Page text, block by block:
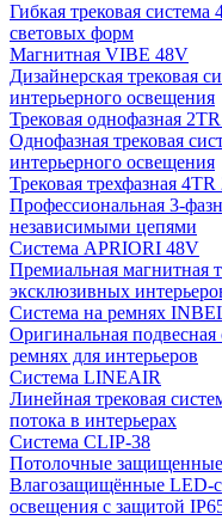
Гибкая трековая
световых форм
Магнитная VIBE 48V
Дизайнерская трековая
интерьерного освещения
Трековая однофазная
Однофазная трековая
интерьерного освещения
Трековая трехфазная
Профессиональная 3-
независимыми цепями
Система APRIORI 48V
Премиальная магнитная
эксклюзивных
Система на ремнях
Оригинальная
ремнях для интерьеров
Система LINEAIR
Линейная трековая
потока в интерьерах
Система CLIP-38
Потолочные защищенные
Влагозащищённые LED-
освещения с защитой